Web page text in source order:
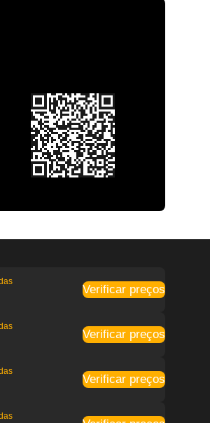
Verificar preços
Verificar preços
Verificar preços